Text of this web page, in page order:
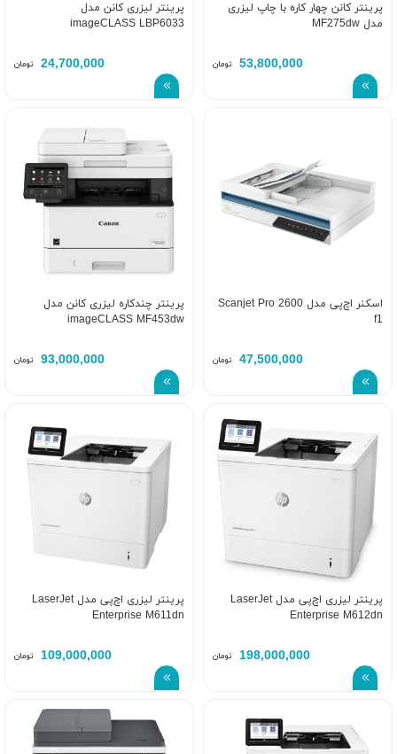
پرینتر کانن چهار کاره با چاپ لیزری
مدل MF275dw
53,800,000 تومان
پرینتر لیزری کانن مدل
imageCLASS LBP6033
24,700,000 تومان
اسکنر اچ‌پی مدل Scanjet Pro 2600
f1
47,500,000 تومان
پرینتر چندکاره لیزری کانن مدل
imageCLASS MF453dw
93,000,000 تومان
پرینتر لیزری اچ‌پی مدل LaserJet
Enterprise M612dn
198,000,000 تومان
پرینتر لیزری اچ‌پی مدل LaserJet
Enterprise M611dn
109,000,000 تومان